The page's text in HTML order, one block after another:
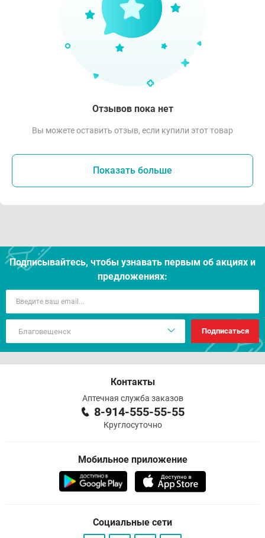
Отзывов пока нет
Вы можете оставить отзыв, если купили этот товар
Показать больше
Подписывайтесь, чтобы узнавать первым об акцияx и
предложениях:
Подписаться
Контакты
Аптечная служба заказов
8-914-555-55-55
Круглосуточно
Мобильное приложение
Социальные сети